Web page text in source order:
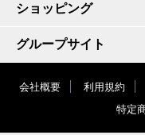
ショッピング
グループサイト
会社概要 利用規約
特定